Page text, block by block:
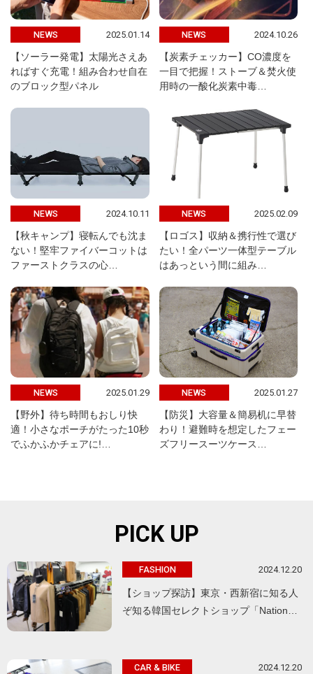
NEWS 2025.01.14
【ソーラー発電】太陽光さえあ
ればすぐ充電！組み合わせ自在
のブロック型パネル
NEWS 2024.10.26
【炭素チェッカー】CO濃度を
一目で把握！ストーブ＆焚火使
用時の一酸化炭素中毒…
NEWS 2024.10.11
【秋キャンプ】寝転んでも沈ま
ない！堅牢ファイバーコットは
ファーストクラスの心…
NEWS 2025.02.09
【ロゴス】収納＆携行性で選び
たい！全パーツ一体型テーブル
はあっという間に組み…
NEWS 2025.01.29
【野外】待ち時間もおしり快
適！小さなポーチがたった10秒
でふかふかチェアに!…
NEWS 2025.01.27
【防災】大容量＆簡易机に早替
わり！避難時を想定したフェー
ズフリースーツケース…
PICK UP
FASHION 2024.12.20
【ショップ探訪】東京・西新宿に知る人
ぞ知る韓国セレクトショップ「Nation…
CAR & BIKE 2024.12.20